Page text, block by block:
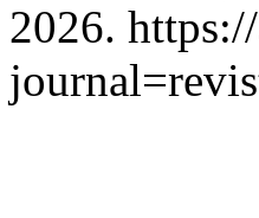
2026.